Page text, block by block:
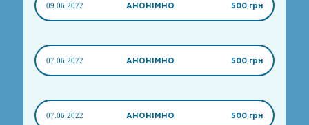
09.06.2022 АНОНІМНО 500 грн
07.06.2022 АНОНІМНО 500 грн
07.06.2022 АНОНІМНО 500 грн